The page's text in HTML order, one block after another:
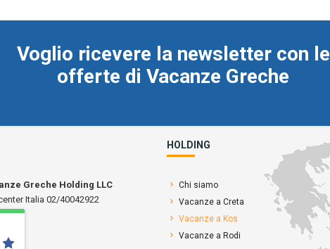
Voglio ricevere la newsletter con le
offerte di Vacanze Greche
HOLDING
Greche Holding LLC
Italia 02/40042922
Chi siamo
Vacanze a Creta
Vacanze a Kos
Vacanze a Rodi